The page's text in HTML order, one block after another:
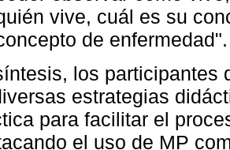
vive, cuál es su
de
los participantes
estrategias
para facilitar el
el uso de MP